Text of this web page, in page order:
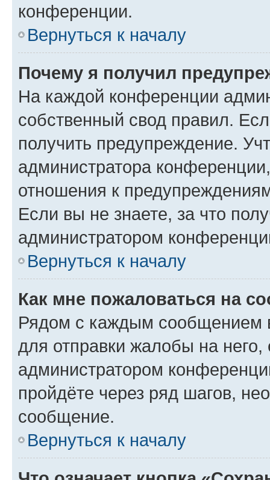
конференции.
Вернуться к началу
Почему я получил
На каждой конференции
собственный свод правил.
получить предупреждение.
администратора
отношения к
Если вы не знаете, за что
администратором
Вернуться к началу
Как мне пожаловаться на
Рядом с каждым сообщением
для отправки жалобы на
администратором
пройдёте через ряд шагов,
сообщение.
Вернуться к началу